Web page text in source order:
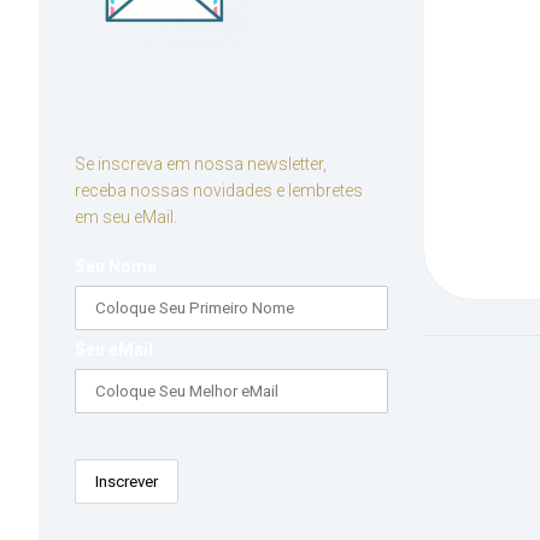
Se inscreva em nossa newsletter,
receba nossas novidades e lembretes
em seu eMail.